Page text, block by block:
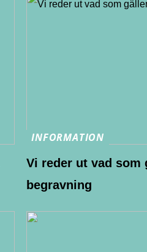
INFORMATION
Vi reder ut vad
begravning